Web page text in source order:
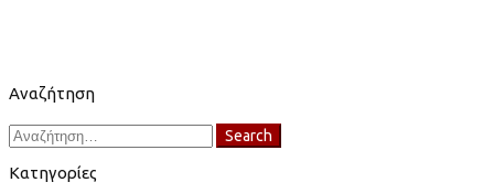
Αναζήτηση
Search
for:
Search
Κατηγορίες